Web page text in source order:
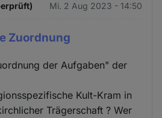
Mi. 2 Aug 2023 - 14:50
Zuordnung
der Aufgaben" der
Kult-Kram in
Trägerschaft ? Wer